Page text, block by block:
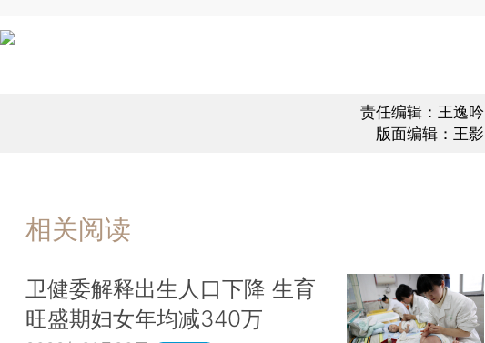
责任编辑：王逸吟
版面编辑：王影
相关阅读
卫健委解释出生人口下降 生育
旺盛期妇女年均减340万